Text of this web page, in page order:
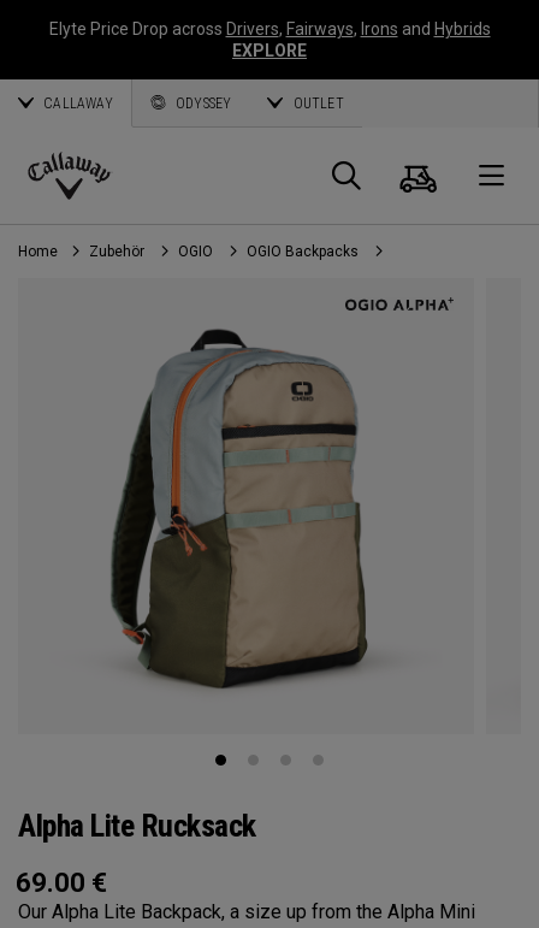
Elyte Price Drop across Drivers, Fairways, Irons and Hybrids
EXPLORE
CALLAWAY ODYSSEY OUTLET
Callaway
Golf
Suche
Home Zubehör OGIO OGIO Backpacks
Alpha Lite Rucksack
69.00 €
Our Alpha Lite Backpack, a size up from the Alpha Mini